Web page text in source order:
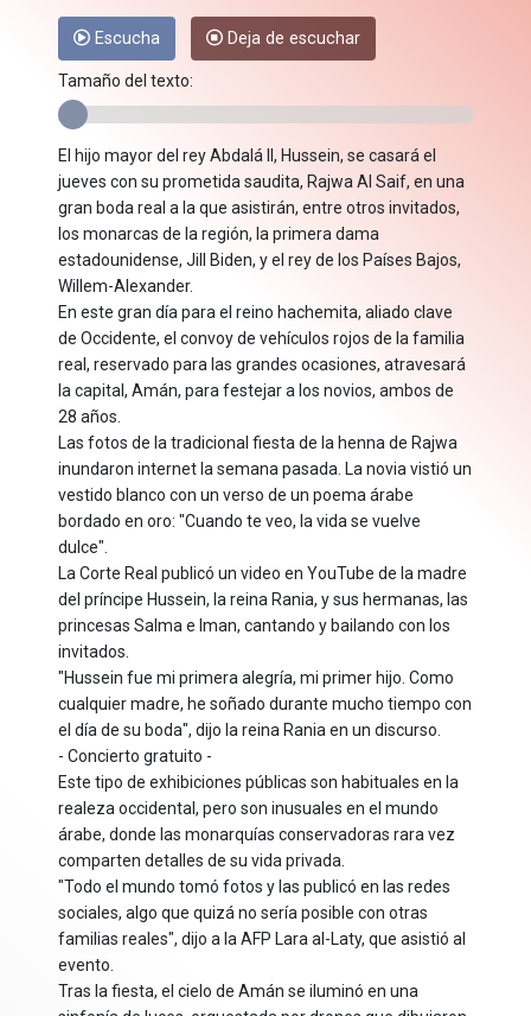
Escucha Deja de escuchar
Tamaño del texto:
El hijo mayor del rey Abdalá II, Hussein, se casará el
jueves con su prometida saudita, Rajwa Al Saif, en una
gran boda real a la que asistirán, entre otros invitados,
los monarcas de la región, la primera dama
estadounidense, Jill Biden, y el rey de los Países Bajos,
Willem-Alexander.
En este gran día para el reino hachemita, aliado clave
de Occidente, el convoy de vehículos rojos de la familia
real, reservado para las grandes ocasiones, atravesará
la capital, Amán, para festejar a los novios, ambos de
28 años.
Las fotos de la tradicional fiesta de la henna de Rajwa
inundaron internet la semana pasada. La novia vistió un
vestido blanco con un verso de un poema árabe
bordado en oro: "Cuando te veo, la vida se vuelve
dulce".
La Corte Real publicó un video en YouTube de la madre
del príncipe Hussein, la reina Rania, y sus hermanas, las
princesas Salma e Iman, cantando y bailando con los
invitados.
"Hussein fue mi primera alegría, mi primer hijo. Como
cualquier madre, he soñado durante mucho tiempo con
el día de su boda", dijo la reina Rania en un discurso.
- Concierto gratuito -
Este tipo de exhibiciones públicas son habituales en la
realeza occidental, pero son inusuales en el mundo
árabe, donde las monarquías conservadoras rara vez
comparten detalles de su vida privada.
"Todo el mundo tomó fotos y las publicó en las redes
sociales, algo que quizá no sería posible con otras
familias reales", dijo a la AFP Lara al-Laty, que asistió al
evento.
Tras la fiesta, el cielo de Amán se iluminó en una